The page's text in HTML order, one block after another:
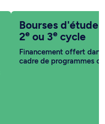
Bourses
2e ou 3e cycle
Financement offert dans
cadre de programmes